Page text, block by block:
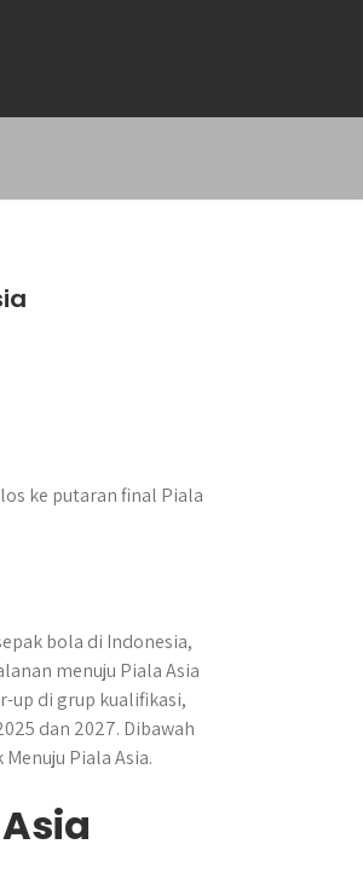
ke putaran final Piala
bola di Indonesia,
menuju Piala Asia
up di grup kualifikasi,
dan 2027. Dibawah
Piala Asia.